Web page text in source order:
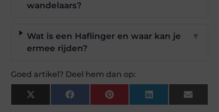
wandelaars?
Wat is een Haflinger en waar kan je
ermee rijden?
▼
Goed artikel? Deel hem dan op:
X
(Twitter)
FacebookPinterestLinkedInEmail